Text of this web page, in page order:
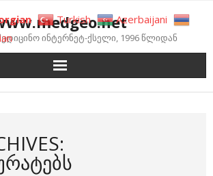
ინტერნეტ-ქსელი, 1996 წლიდან
Turkish
Azerbaijani